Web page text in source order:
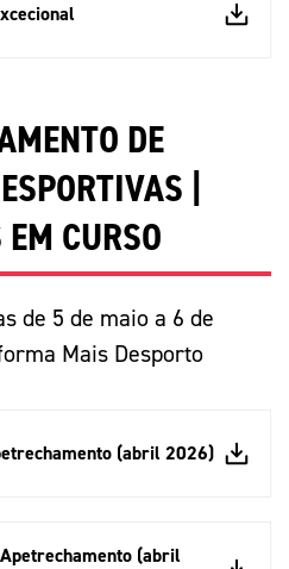
DE
|
CURSO
de 5 de maio a 6 de
Mais Desporto
(abril 2026)
(abril